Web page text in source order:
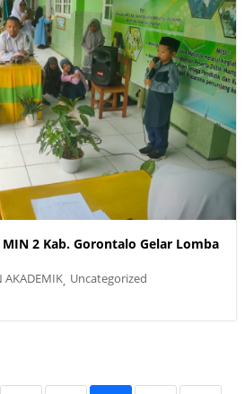
2 Kab. Gorontalo Gelar Lomba
AKADEMIK, Uncategorized